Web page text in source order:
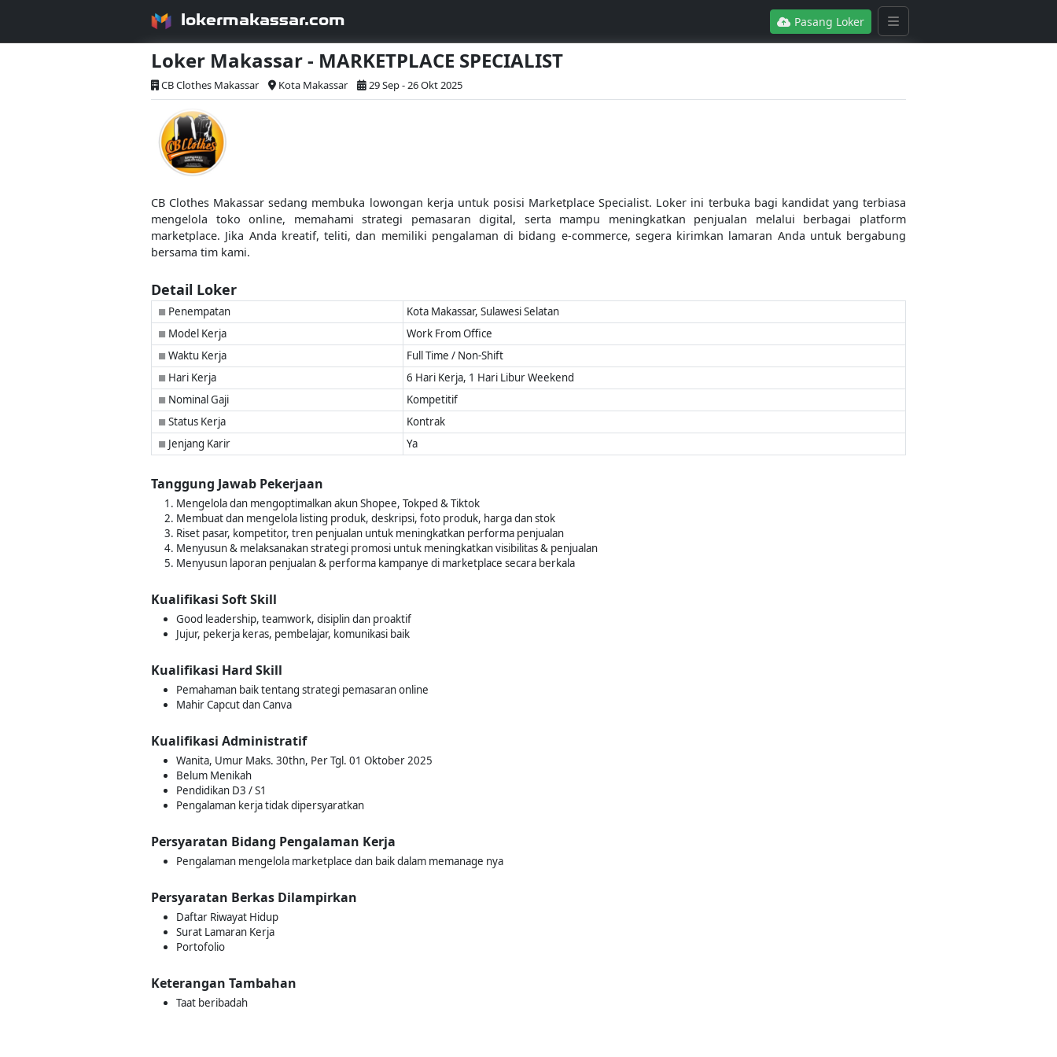
lokermakassar.com Pasang Loker
Loker Makassar - MARKETPLACE SPECIALIST
CB Clothes Makassar Kota Makassar 29 Sep - 26 Okt 2025
CB Clothes Makassar sedang membuka lowongan kerja untuk posisi Marketplace Specialist. Loker ini terbuka bagi kandidat yang terbiasa
mengelola toko online, memahami strategi pemasaran digital, serta mampu meningkatkan penjualan melalui berbagai platform
marketplace. Jika Anda kreatif, teliti, dan memiliki pengalaman di bidang e-commerce, segera kirimkan lamaran Anda untuk bergabung
bersama tim kami.
Detail Loker
■ Penempatan Kota Makassar, Sulawesi Selatan
■ Model Kerja Work From Office
■ Waktu Kerja Full Time / Non-Shift
■ Hari Kerja 6 Hari Kerja, 1 Hari Libur Weekend
■ Nominal Gaji Kompetitif
■ Status Kerja Kontrak
■ Jenjang Karir Ya
Tanggung Jawab Pekerjaan
Mengelola dan mengoptimalkan akun Shopee, Tokped & Tiktok
Membuat dan mengelola listing produk, deskripsi, foto produk, harga dan stok
Riset pasar, kompetitor, tren penjualan untuk meningkatkan performa penjualan
Menyusun & melaksanakan strategi promosi untuk meningkatkan visibilitas & penjualan
Menyusun laporan penjualan & performa kampanye di marketplace secara berkala
Kualifikasi Soft Skill
Good leadership, teamwork, disiplin dan proaktif
Jujur, pekerja keras, pembelajar, komunikasi baik
Kualifikasi Hard Skill
Pemahaman baik tentang strategi pemasaran online
Mahir Capcut dan Canva
Kualifikasi Administratif
Wanita, Umur Maks. 30thn, Per Tgl. 01 Oktober 2025
Belum Menikah
Pendidikan D3 / S1
Pengalaman kerja tidak dipersyaratkan
Persyaratan Bidang Pengalaman Kerja
Pengalaman mengelola marketplace dan baik dalam memanage nya
Persyaratan Berkas Dilampirkan
Daftar Riwayat Hidup
Surat Lamaran Kerja
Portofolio
Keterangan Tambahan
Taat beribadah